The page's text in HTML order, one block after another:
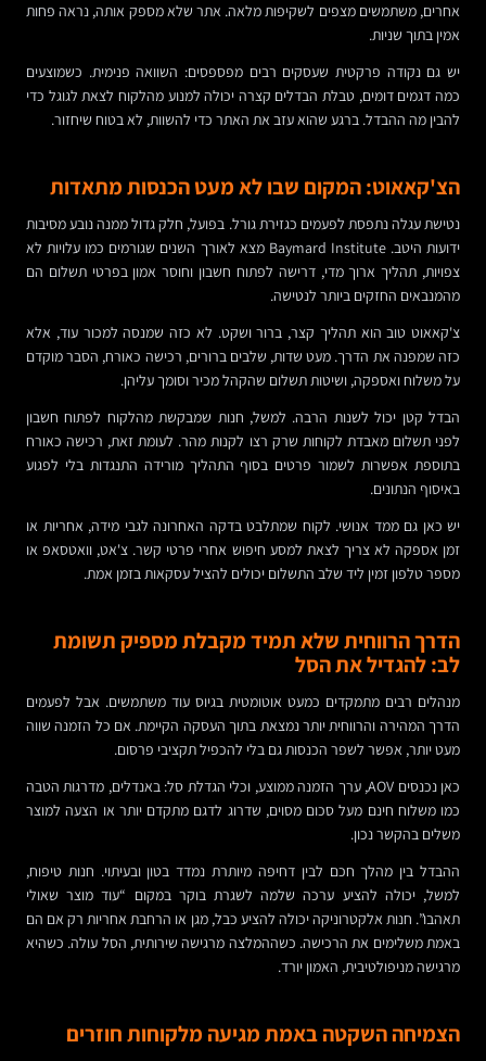
אחרים, משתמשים מצפים לשקיפות מלאה. אתר שלא מספק אותה, נראה פחות
אמין בתוך שניות.
יש גם נקודה פרקטית שעסקים רבים מפספסים: השוואה פנימית. כשמוצעים
כמה דגמים דומים, טבלת הבדלים קצרה יכולה למנוע מהלקוח לצאת לגוגל כדי
להבין מה ההבדל. ברגע שהוא עזב את האתר כדי להשוות, לא בטוח שיחזור.
הצ'קאאוט: המקום שבו לא מעט הכנסות מתאדות
נטישת עגלה נתפסת לפעמים כגזירת גורל. בפועל, חלק גדול ממנה נובע מסיבות
ידועות היטב. Baymard Institute מצא לאורך השנים שגורמים כמו עלויות לא
צפויות, תהליך ארוך מדי, דרישה לפתוח חשבון וחוסר אמון בפרטי תשלום הם
מהמנבאים החזקים ביותר לנטישה.
צ'קאאוט טוב הוא תהליך קצר, ברור ושקט. לא כזה שמנסה למכור עוד, אלא
כזה שמפנה את הדרך. מעט שדות, שלבים ברורים, רכישה כאורח, הסבר מוקדם
על משלוח ואספקה, ושיטות תשלום שהקהל מכיר וסומך עליהן.
הבדל קטן יכול לשנות הרבה. למשל, חנות שמבקשת מהלקוח לפתוח חשבון
לפני תשלום מאבדת לקוחות שרק רצו לקנות מהר. לעומת זאת, רכישה כאורח
בתוספת אפשרות לשמור פרטים בסוף התהליך מורידה התנגדות בלי לפגוע
באיסוף הנתונים.
יש כאן גם ממד אנושי. לקוח שמתלבט בדקה האחרונה לגבי מידה, אחריות או
זמן אספקה לא צריך לצאת למסע חיפוש אחרי פרטי קשר. צ'אט, וואטסאפ או
מספר טלפון זמין ליד שלב התשלום יכולים להציל עסקאות בזמן אמת.
הדרך הרווחית שלא תמיד מקבלת מספיק תשומת
לב: להגדיל את הסל
מנהלים רבים מתמקדים כמעט אוטומטית בגיוס עוד משתמשים. אבל לפעמים
הדרך המהירה והרווחית יותר נמצאת בתוך העסקה הקיימת. אם כל הזמנה שווה
מעט יותר, אפשר לשפר הכנסות גם בלי להכפיל תקציבי פרסום.
כאן נכנסים AOV, ערך הזמנה ממוצע, וכלי הגדלת סל: באנדלים, מדרגות הטבה
כמו משלוח חינם מעל סכום מסוים, שדרוג לדגם מתקדם יותר או הצעה למוצר
משלים בהקשר נכון.
ההבדל בין מהלך חכם לבין דחיפה מיותרת נמדד בטון ובעיתוי. חנות טיפוח,
למשל, יכולה להציע ערכה שלמה לשגרת בוקר במקום “עוד מוצר שאולי
תאהבו”. חנות אלקטרוניקה יכולה להציע כבל, מגן או הרחבת אחריות רק אם הם
באמת משלימים את הרכישה. כשההמלצה מרגישה שירותית, הסל עולה. כשהיא
מרגישה מניפולטיבית, האמון יורד.
הצמיחה השקטה באמת מגיעה מלקוחות חוזרים